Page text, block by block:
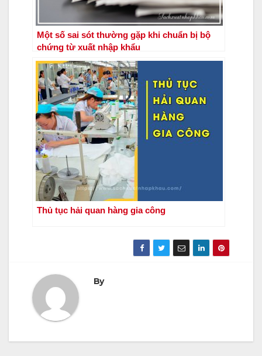
Một số sai sót thường gặp khi chuẩn bị bộ
chứng từ xuất nhập khẩu
Thủ tục hải quan hàng gia công
By